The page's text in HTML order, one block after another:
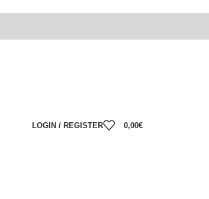
LOGIN / REGISTER 0,00€